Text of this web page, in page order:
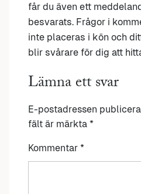
får du även ett
besvarats. Frågor i
inte placeras i kön och
blir svårare för dig att
Lämna ett svar
E-postadressen
fält är märkta *
Kommentar *